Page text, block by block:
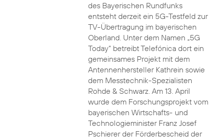
des Bayerischen Rundfunks
entsteht derzeit ein 5G-Testfeld zur
TV-Übertragung im bayerischen
Oberland. Unter dem Namen „5G
Today“ betreibt Telefónica dort ein
gemeinsames Projekt mit dem
Antennenhersteller Kathrein sowie
dem Messtechnik-Spezialisten
Rohde & Schwarz. Am 13. April
wurde dem Forschungsprojekt vom
bayerischen Wirtschafts- und
Technologieminister Franz Josef
Pschierer der Förderbescheid der